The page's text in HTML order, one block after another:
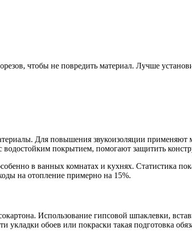
чтобы не повредить материал. Лучше
Для повышения звукоизоляции применяют
покрытием, помогают защитить
в ванных комнатах и кухнях. Статистика
на отопление примерно на 15%.
Использование гипсовой шпаклевки,
обоев или покраски такая подготовка